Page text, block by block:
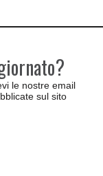
le nostre email
sul sito